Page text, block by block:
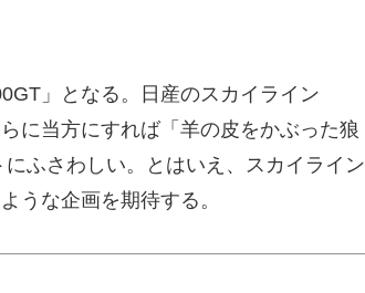
」となる。日産のスカイライン
に当方にすれば「羊の皮をかぶった狼
にふさわしい。とはいえ、スカイライン
うな企画を期待する。